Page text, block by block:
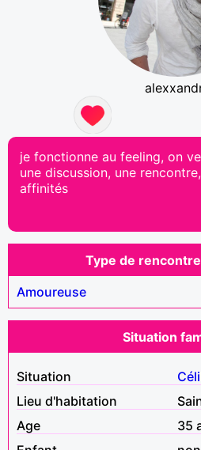
je fonctionne au feeling, on
une discussion, une
affinités
Type de
Amoureuse
Situation
Situation
Lieu d'habitation
Age
35